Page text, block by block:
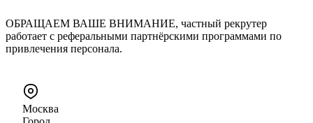
ОБРАЩАЕМ ВАШЕ ВНИМАНИЕ, частный рекрутер
работает с реферальными партнёрскими программами по
привлечения персонала.
Москва